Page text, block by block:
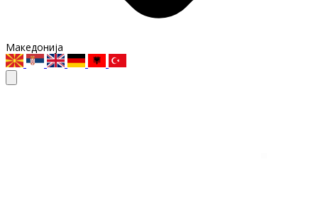
Македонија